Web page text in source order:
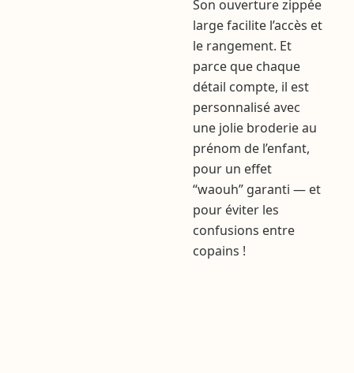
Son ouverture zippée
large facilite l’accès et
le rangement. Et
parce que chaque
détail compte, il est
personnalisé avec
une jolie broderie au
prénom de l’enfant,
pour un effet
“waouh” garanti — et
pour éviter les
confusions entre
copains !